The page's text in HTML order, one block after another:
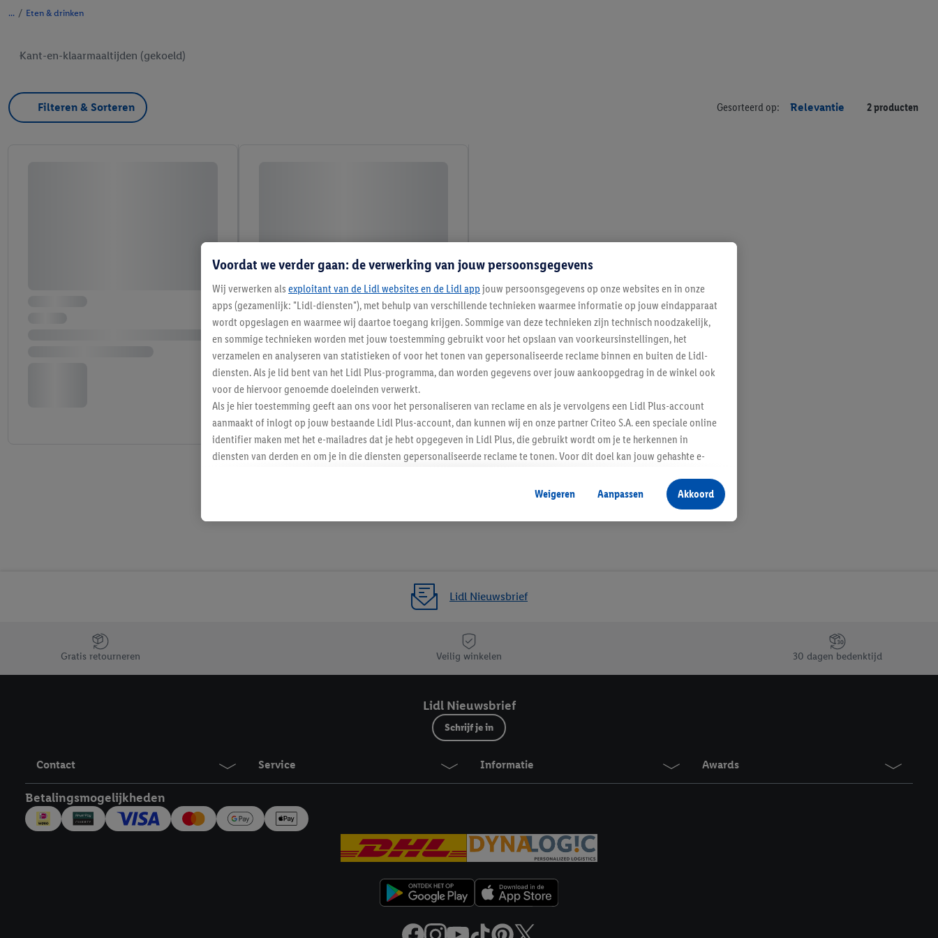
/ Eten & drinken
Kant-en-klaarmaaltijden (gekoeld)
Filteren & Sorteren Gesorteerd op: Relevantie 2 producten
2 / 2
Lidl Nieuwsbrief
Jouw voordelen bij ons als Lidl webshop klant
Gratis retourneren Veilig winkelen 30 dagen bedenktijd
Lidl Nieuwsbrief
Schrijf je in
Contact Service Informatie Awards
Betalingsmogelijkheden
Voordat we verder gaan: de verwerking van jouw persoonsgegevens
Wij verwerken als exploitant van de Lidl websites en de Lidl app jouw persoonsgegevens op onze websites en in onze
apps (gezamenlijk: "Lidl-diensten"), met behulp van verschillende technieken waarmee informatie op jouw eindapparaat
wordt opgeslagen en waarmee wij daartoe toegang krijgen. Sommige van deze technieken zijn technisch noodzakelijk,
en sommige technieken worden met jouw toestemming gebruikt voor het opslaan van voorkeursinstellingen, het
verzamelen en analyseren van statistieken of voor het tonen van gepersonaliseerde reclame binnen en buiten de Lidl-
diensten. Als je lid bent van het Lidl Plus-programma, dan worden gegevens over jouw aankoopgedrag in de winkel ook
voor de hiervoor genoemde doeleinden verwerkt.
Als je hier toestemming geeft aan ons voor het personaliseren van reclame en als je vervolgens een Lidl Plus-account
aanmaakt of inlogt op jouw bestaande Lidl Plus-account, dan kunnen wij en onze partner Criteo S.A. een speciale online
identifier maken met het e-mailadres dat je hebt opgegeven in Lidl Plus, die gebruikt wordt om je te herkennen in
diensten van derden en om je in die diensten gepersonaliseerde reclame te tonen. Voor dit doel kan jouw gehashte e-
Als je hiervoor toestemming geeft, dan kunnen retargeting advertenties worden weergegeven voor producten waarin je
eerder interesse hebt getoond (bijvoorbeeld door het product in een winkelmandje van een online winkel te plaatsen
Onder "Aanpassen" kun je aangeven met welke cookies en vergelijkbare technieken en met welke
Door te klikken op "Weigeren", kies je voor de optie dat er enkel technisch noodzakelijke cookies en vergelijkbare
Door op "Akkoord" te klikken, stem je in met alle verwerkingen voor alle bovengenoemde doeleinden. Meer informatie,
Je vindt de impressum voor de Lidl website hier.
Weigeren Aanpassen Akkoord